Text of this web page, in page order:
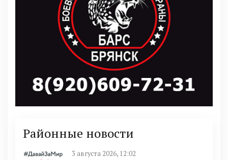
Районные новости
3 августа 2026, 12:02